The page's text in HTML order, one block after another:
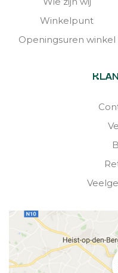
Winkelpunt
Openingsuren winkel